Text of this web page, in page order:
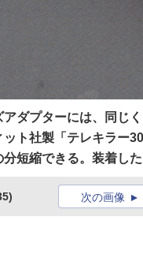
ダプターには、同じ
ト社製「テレキラー
短縮できる。装着し
次の画像